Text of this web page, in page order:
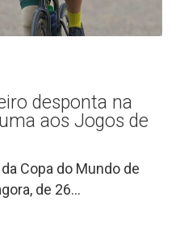
desponta na
aos Jogos de
Copa do Mundo de
de 26…